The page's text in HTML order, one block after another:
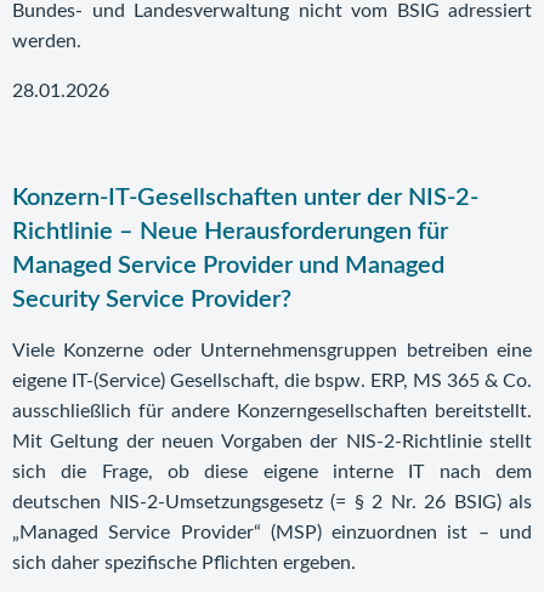
Bundes- und Landesverwaltung nicht vom BSIG adressiert
werden.
28.01.2026
Konzern-IT-Gesellschaften unter der NIS-2-
Richtlinie – Neue Herausforderungen für
Managed Service Provider und Managed
Security Service Provider?
Viele Konzerne oder Unternehmensgruppen betreiben eine
eigene IT-(Service) Gesellschaft, die bspw. ERP, MS 365 & Co.
ausschließlich für andere Konzerngesellschaften bereitstellt.
Mit Geltung der neuen Vorgaben der NIS-2-Richtlinie stellt
sich die Frage, ob diese eigene interne IT nach dem
deutschen NIS-2-Umsetzungsgesetz (= § 2 Nr. 26 BSIG) als
„Managed Service Provider“ (MSP) einzuordnen ist – und
sich daher spezifische Pflichten ergeben.